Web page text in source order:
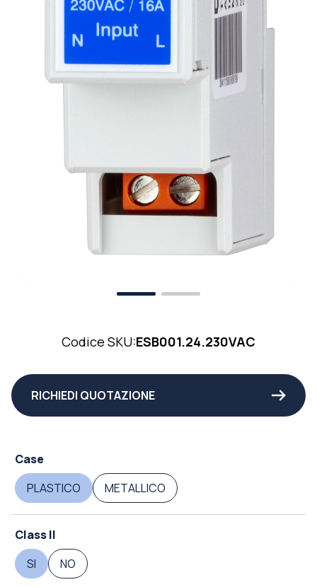
Codice SKU:ESB001.24.230VAC
RICHIEDI QUOTAZIONE
Case
PLASTICO
METALLICO
Class II
SI
NO